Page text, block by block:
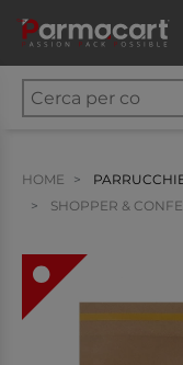
HOME
SHOPPER &